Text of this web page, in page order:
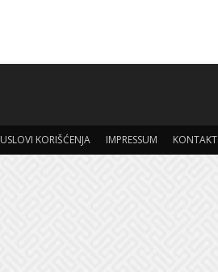
USLOVI KORIŠĆENJA IMPRESSUM KONTAKT